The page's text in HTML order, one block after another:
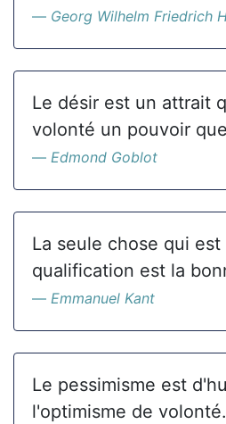
Georg Wilhelm Friedrich
Le désir est un attrait
volonté un pouvoir
Edmond Goblot
La seule chose qui
qualification est la
Emmanuel Kant
Le pessimisme est
l'optimisme de volonté.